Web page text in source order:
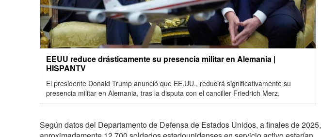
EEUU reduce drásticamente su presencia militar en Alemania |
HISPANTV
El presidente Donald Trump anunció que EE.UU., reducirá significativamente su
presencia militar en Alemania, tras la disputa con el canciller Friedrich Merz.
Según datos del Departamento de Defensa de Estados Unidos, a finales de 2025,